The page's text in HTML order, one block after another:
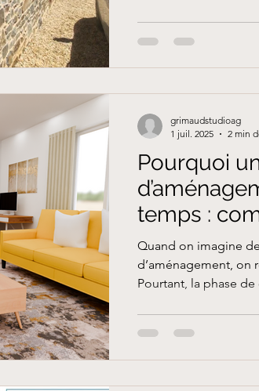
Pourquoi
temps :
de
Quand on imagine
d’aménagement, on
Pourtant, la phase
grimaudstudioag
1 juil. 2025
2 min